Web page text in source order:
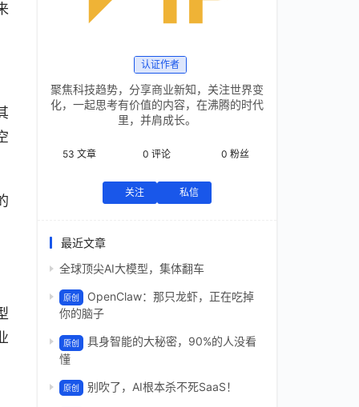
认证作者
聚焦科技趋势，分享商业新知，关注世界变
化，一起思考有价值的内容，在沸腾的时代
里，并肩成长。
53 文章 0 评论 0 粉丝
关注 私信
最近文章
全球顶尖AI大模型，集体翻车
原创
OpenClaw：那只龙虾，正在吃掉
你的脑子
原创
具身智能的大秘密，90%的人没看
懂
原创 别吹了，AI根本杀不死SaaS！